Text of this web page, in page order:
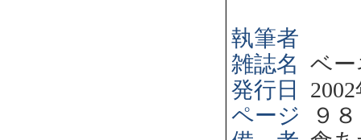
執筆者
雑誌名 ベ
発行日
2002
ページ
９